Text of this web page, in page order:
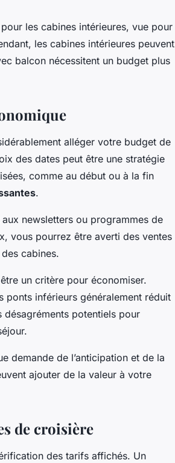
les cabines intérieures, vue pour
les cabines intérieures peuvent
balcon nécessitent un budget plus
alléger votre budget de
des dates peut être une stratégie
comme au début ou à la fin
.
newsletters ou programmes de
vous pourrez être averti des ventes
cabines.
un critère pour économiser.
ponts inférieurs généralement réduit
désagréments potentiels pour
demande de l’anticipation et de la
ajouter de la valeur à votre
de croisière
des tarifs affichés. Un